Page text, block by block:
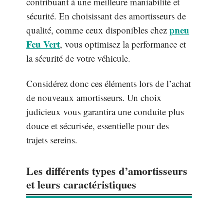
sécurité. En choisissant des amortisseurs de
qualité, comme ceux disponibles chez pneu
Feu Vert, vous optimisez la performance et
la sécurité de votre véhicule.
Considérez donc ces éléments lors de l’achat
de nouveaux amortisseurs. Un choix
judicieux vous garantira une conduite plus
douce et sécurisée, essentielle pour des
trajets sereins.
Les différents types d’amortisseurs
et leurs caractéristiques